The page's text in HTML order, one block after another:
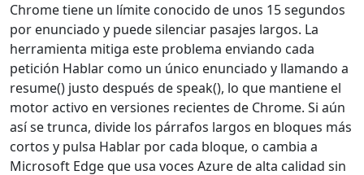
Chrome tiene un límite conocido de unos 15 segundos
por enunciado y puede silenciar pasajes largos. La
herramienta mitiga este problema enviando cada
petición Hablar como un único enunciado y llamando a
resume() justo después de speak(), lo que mantiene el
motor activo en versiones recientes de Chrome. Si aún
así se trunca, divide los párrafos largos en bloques más
cortos y pulsa Hablar por cada bloque, o cambia a
Microsoft Edge que usa voces Azure de alta calidad sin